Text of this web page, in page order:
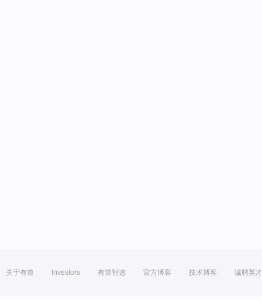
关于有道 Investors 有道智选 官方博客 技术博客 诚聘英才